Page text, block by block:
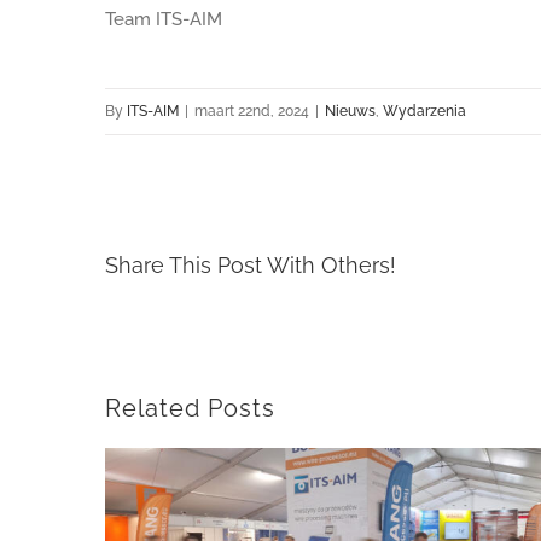
Team ITS-AIM
By ITS-AIM | maart 22nd, 2024 | Nieuws Wydarzenia
Share This Post With Others!
Related Posts